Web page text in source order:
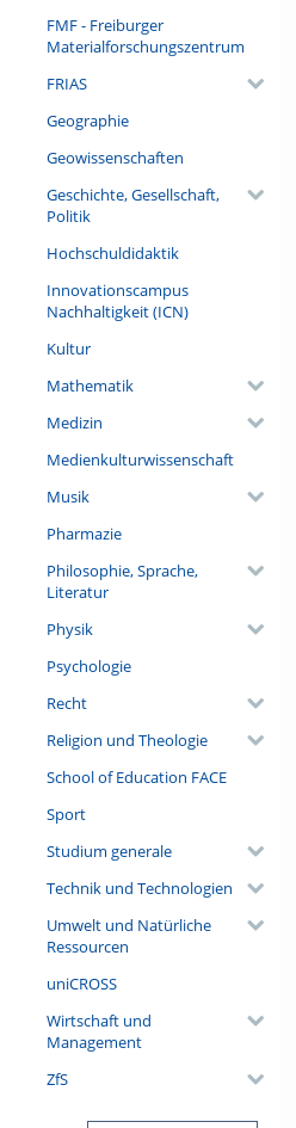
FMF - Freiburger
Materialforschungszentrum
FRIAS
Geographie
Geowissenschaften
Geschichte, Gesellschaft,
Politik
Hochschuldidaktik
Innovationscampus
Nachhaltigkeit (ICN)
Kultur
Mathematik
Medizin
Medienkulturwissenschaft
Musik
Pharmazie
Philosophie, Sprache,
Literatur
Physik
Psychologie
Recht
Religion und Theologie
School of Education FACE
Sport
Studium generale
Technik und Technologien
Umwelt und Natürliche
Ressourcen
uniCROSS
Wirtschaft und
Management
ZfS